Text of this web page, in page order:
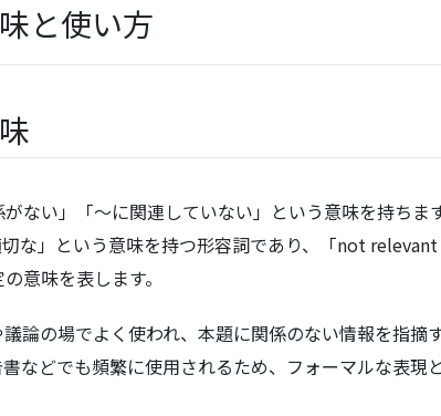
と使い方
ない」「〜に関連していない」という意味を持ちます
な」という意味を持つ形容詞であり、「not
意味を表します。
論の場でよく使われ、本題に関係のない情報を指摘
などでも頻繁に使用されるため、フォーマルな表現